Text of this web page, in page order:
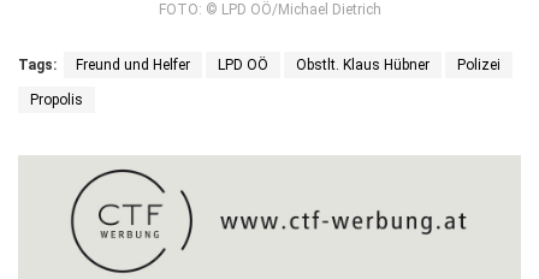
FOTO: © LPD OÖ/Michael Dietrich
Tags: Freund und Helfer LPD OÖ Obstlt. Klaus Hübner Polizei
Propolis